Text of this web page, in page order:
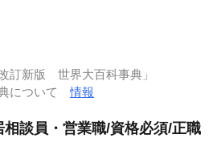
訂新版 世界大百科事典」
について情報
相談員・営業職/資格必須/正職